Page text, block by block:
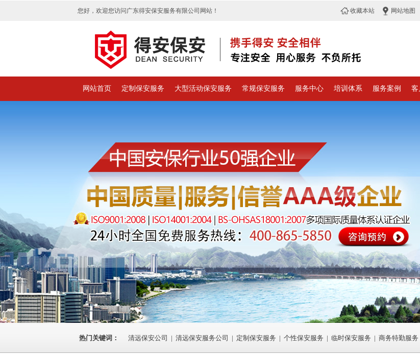
您好，欢迎您访问广东得安保安服务有限公司网站！ 收藏本站 网站地图
网站首页 定制保安服务 大型活动保安服务 常规保安服务 服务中心 培训体系 服务案例 客
热门关键词： 清远保安公司 | 清远保安服务公司 | 定制保安服务 | 个性保安服务 | 临时保安服务 | 商务特勤服务